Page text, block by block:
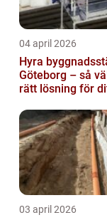
04 april 2026
Hyra
Göteborg – så
rätt lösning för
03 april 2026